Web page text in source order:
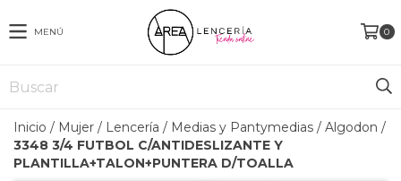
MENÚ 0
Inicio / Mujer / Lencería / Medias y Pantymedias / Algodon /
3348 3/4 FUTBOL C/ANTIDESLIZANTE Y
PLANTILLA+TALON+PUNTERA D/TOALLA